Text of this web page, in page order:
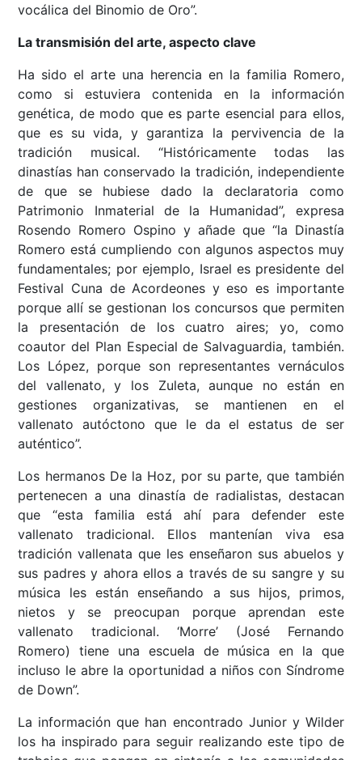
vocálica del Binomio de Oro”.
La transmisión del arte, aspecto clave
Ha sido el arte una herencia en la familia Romero,
como si estuviera contenida en la información
genética, de modo que es parte esencial para ellos,
que es su vida, y garantiza la pervivencia de la
tradición musical. “Históricamente todas las
dinastías han conservado la tradición, independiente
de que se hubiese dado la declaratoria como
Patrimonio Inmaterial de la Humanidad”, expresa
Rosendo Romero Ospino y añade que “la Dinastía
Romero está cumpliendo con algunos aspectos muy
fundamentales; por ejemplo, Israel es presidente del
Festival Cuna de Acordeones y eso es importante
porque allí se gestionan los concursos que permiten
la presentación de los cuatro aires; yo, como
coautor del Plan Especial de Salvaguardia, también.
Los López, porque son representantes vernáculos
del vallenato, y los Zuleta, aunque no están en
gestiones organizativas, se mantienen en el
vallenato autóctono que le da el estatus de ser
auténtico”.
Los hermanos De la Hoz, por su parte, que también
pertenecen a una dinastía de radialistas, destacan
que “esta familia está ahí para defender este
vallenato tradicional. Ellos mantenían viva esa
tradición vallenata que les enseñaron sus abuelos y
sus padres y ahora ellos a través de su sangre y su
música les están enseñando a sus hijos, primos,
nietos y se preocupan porque aprendan este
vallenato tradicional. ‘Morre’ (José Fernando
Romero) tiene una escuela de música en la que
incluso le abre la oportunidad a niños con Síndrome
de Down”.
La información que han encontrado Junior y Wilder
los ha inspirado para seguir realizando este tipo de